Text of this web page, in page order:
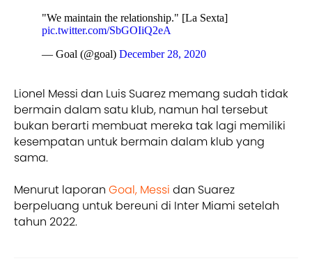
"We maintain the relationship." [La Sexta]
pic.twitter.com/SbGOIiQ2eA
— Goal (@goal) December 28, 2020
Lionel Messi dan Luis Suarez memang sudah tidak
bermain dalam satu klub, namun hal tersebut
bukan berarti membuat mereka tak lagi memiliki
kesempatan untuk bermain dalam klub yang
sama.
Menurut laporan Goal, Messi dan Suarez
berpeluang untuk bereuni di Inter Miami setelah
tahun 2022.